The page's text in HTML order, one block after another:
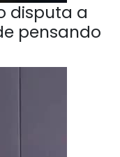
disputa a
pensando